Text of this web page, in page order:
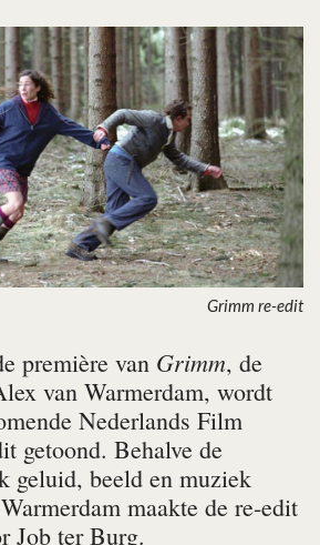
Grimm re-edit
première van Grimm, de
van Warmerdam, wordt
Nederlands Film
getoond. Behalve de
geluid, beeld en muziek
maakte de re-edit
Job ter Burg.